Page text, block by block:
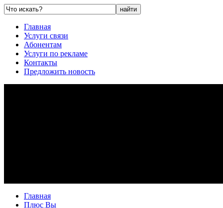
Главная
Услуги связи
Абонентам
Услуги по рекламе
Контакты
Предложить новость
Главная
Плюс Вы